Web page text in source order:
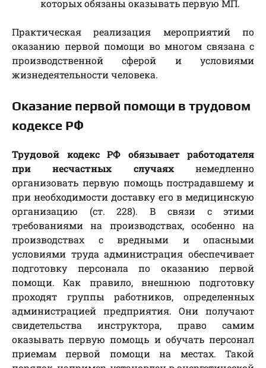
которых обязаны оказывать первую МП.
Практическая реализация мероприятий по
оказанию первой помощи во многом связана с
производственной сферой и условиями
жизнедеятельности человека.
Оказание первой помощи в трудовом
кодексе РФ
Трудовой кодекс РФ обязывает работодателя
при несчастных случаяхнемедленно
организовать первую помощь пострадавшему и
при необходимости доставку его в медицинскую
организацию (ст. 228). В связи с этими
требованиями на производствах, особенно на
производствах с вредными и опасными
условиями труда администрация обеспечивает
подготовку персонала по оказанию первой
помощи. Как правило, внешнюю подготовку
проходят группы работников, определенных
администрацией предприятия. Они получают
свидетельства инструктора, право самим
оказывать первую помощь и обучать персонал
приемам первой помощи на местах. Такой